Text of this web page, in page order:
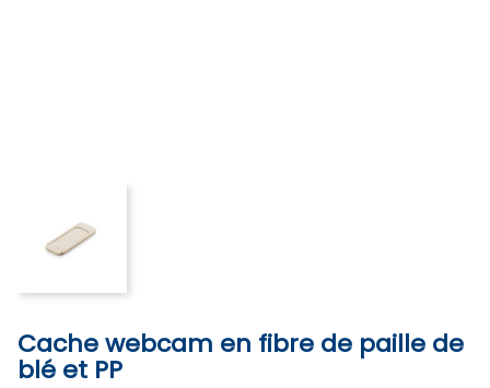
Cache webcam en fibre de paille de
blé et PP